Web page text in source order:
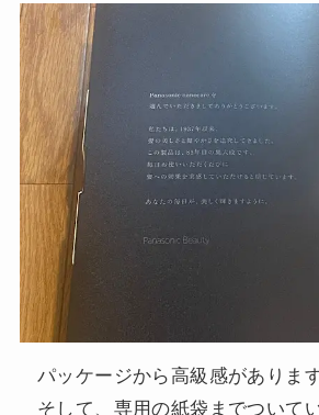
パッケージから高級感があります
そして、専用の紙袋までついて